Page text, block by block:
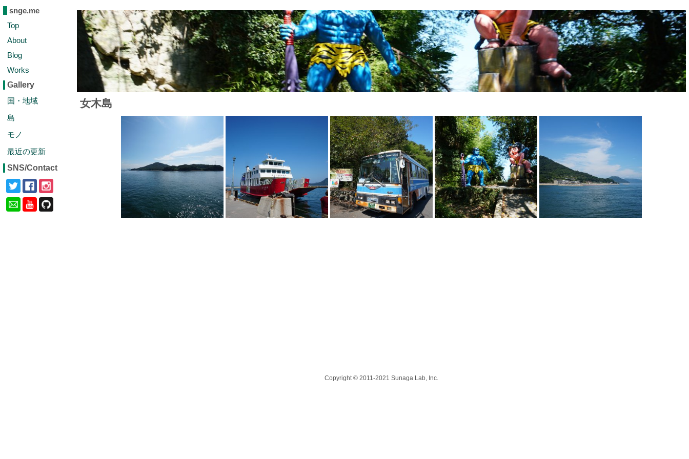
snge.me
Top
About
Blog
Works
Gallery
国・地域
島
モノ
最近の更新
SNS/Contact
女木島
Copyright © 2011-2021 Sunaga Lab, Inc.